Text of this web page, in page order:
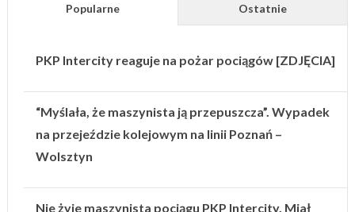
Popularne Ostatnie
PKP Intercity reaguje na pożar pociągów [ZDJĘCIA]
“Myślała, że maszynista ją przepuszcza”. Wypadek
na przejeździe kolejowym na linii Poznań –
Wolsztyn
Nie żyje maszynista pociągu PKP Intercity. Miał